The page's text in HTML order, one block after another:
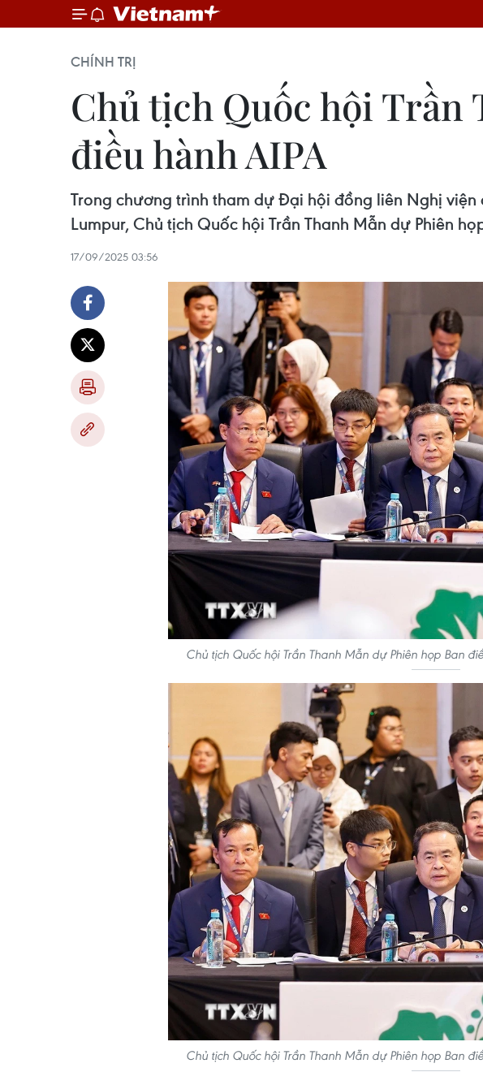
CHÍNH TRỊ
Chủ tịch Quốc hội Trần
điều hành AIPA
Trong chương trình tham dự Đại hội đồng liên Nghị
Lumpur, Chủ tịch Quốc hội Trần Thanh Mẫn dự Phiên
17/09/2025 03:56
Chủ tịch Quốc hội Trần Thanh Mẫn dự Phiên họp Ban
Chủ tịch Quốc hội Trần Thanh Mẫn dự Phiên họp Ban